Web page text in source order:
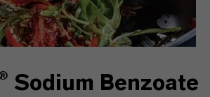
Sodium Benzoate